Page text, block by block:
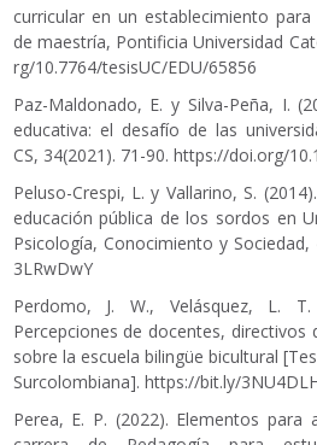
curricular en un establecimiento
de maestría, Pontificia Universidad
rg/10.7764/tesisUC/EDU/65856
Paz-Maldonado, E. y Silva-Peña, I.
educativa: el desafío de las
CS, 34(2021). 71-90. https://doi.org/
Peluso-Crespi, L. y Vallarino, S.
educación pública de los sordos en
Psicología, Conocimiento y Sociedad,
3LRwDwY
Perdomo, J. W., Velásquez, L.
Percepciones de docentes,
sobre la escuela bilingüe bicultural
Surcolombiana]. https://bit.ly/
Perea, E. P. (2022). Elementos para